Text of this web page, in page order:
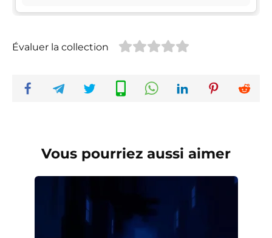
Évaluer la collection
Vous pourriez aussi aimer